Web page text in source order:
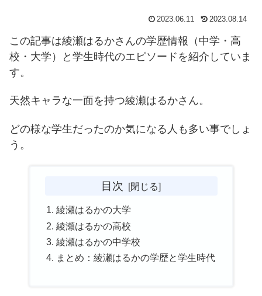
2023.06.11 2023.08.14
この記事は綾瀬はるかさんの学歴情報（中学・高
校・大学）と学生時代のエピソードを紹介していま
す。
天然キャラな一面を持つ綾瀬はるかさん。
どの様な学生だったのか気になる人も多い事でしょ
う。
目次
綾瀬はるかの大学
綾瀬はるかの高校
綾瀬はるかの中学校
まとめ：綾瀬はるかの学歴と学生時代